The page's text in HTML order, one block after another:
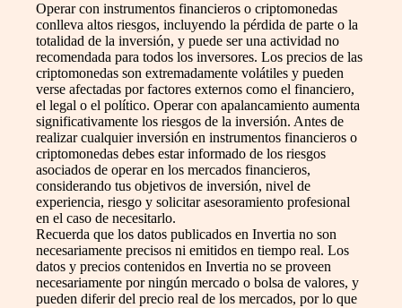
Operar con instrumentos financieros o criptomonedas
conlleva altos riesgos, incluyendo la pérdida de parte o la
totalidad de la inversión, y puede ser una actividad no
recomendada para todos los inversores. Los precios de las
criptomonedas son extremadamente volátiles y pueden
verse afectadas por factores externos como el financiero,
el legal o el político. Operar con apalancamiento aumenta
significativamente los riesgos de la inversión. Antes de
realizar cualquier inversión en instrumentos financieros o
criptomonedas debes estar informado de los riesgos
asociados de operar en los mercados financieros,
considerando tus objetivos de inversión, nivel de
experiencia, riesgo y solicitar asesoramiento profesional
en el caso de necesitarlo.
Recuerda que los datos publicados en Invertia no son
necesariamente precisos ni emitidos en tiempo real. Los
datos y precios contenidos en Invertia no se proveen
necesariamente por ningún mercado o bolsa de valores, y
pueden diferir del precio real de los mercados, por lo que